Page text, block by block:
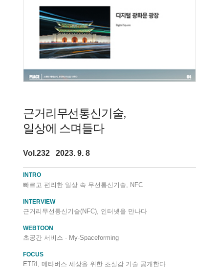
근거리무선통신기술,
일상에 스며들다
Vol.232 2023. 9. 8
INTRO
빠르고 편리한 일상 속 무선통신기술, NFC
INTERVIEW
근거리무선통신기술(NFC), 인터넷을 만나다
WEBTOON
초공간 서비스 - My-Spaceforming
FOCUS
ETRI, 메타버스 세상을 위한 초실감 기술 공개한다